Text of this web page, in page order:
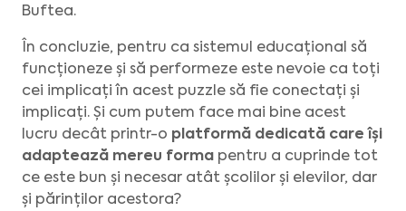
Buftea.
În concluzie, pentru ca sistemul educațional să
funcționeze și să performeze este nevoie ca toți
cei implicați în acest puzzle să fie conectați și
implicați. Și cum putem face mai bine acest
lucru decât printr-o platformă dedicată care își
adaptează mereu forma pentru a cuprinde tot
ce este bun și necesar atât școlilor și elevilor, dar
și părinților acestora?